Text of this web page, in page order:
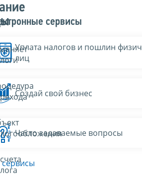
сервисы
Уплата налогов и пошлин
лиц
Создай свой бизнес
Часто задаваемые вопросы
сервисы